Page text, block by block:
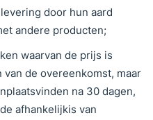
door hun aard
andere producten;
waarvan de prijs is
de overeenkomst, maar
na 30 dagen,
afhankelijkis van